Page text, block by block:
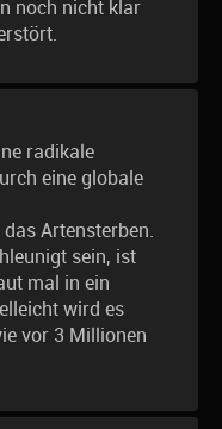
noch nicht klar
radikale
eine globale
Artensterben.
sein, ist
mal in ein
wird es
vor 3 Millionen